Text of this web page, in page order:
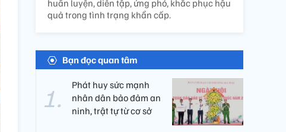
huấn luyện, diễn tập, ứng phó, khắc phục hậu
quả trong tình trạng khẩn cấp.
Bạn đọc quan tâm
Phát huy sức mạnh
nhân dân bảo đảm an
ninh, trật tự từ cơ sở